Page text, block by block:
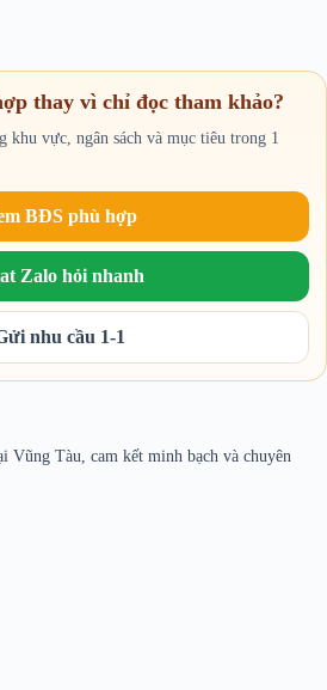
thay vì chỉ đọc tham khảo?
khu vực, ngân sách và mục tiêu trong 1
BĐS phù hợp
Zalo hỏi nhanh
nhu cầu 1-1
Vũng Tàu, cam kết minh bạch và chuyên